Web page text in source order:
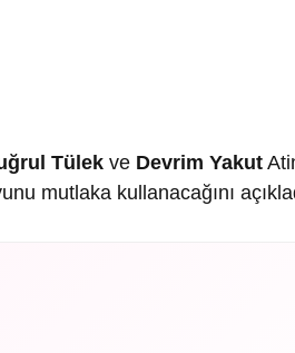
Tülek ve Devrim Yakut
mutlaka kullanacağını